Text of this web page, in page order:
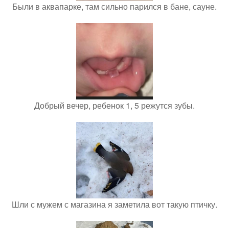
Были в аквапарке, там сильно парился в бане, сауне.
Добрый вечер, ребенок 1, 5 режутся зубы.
Шли с мужем с магазина я заметила вот такую птичку.